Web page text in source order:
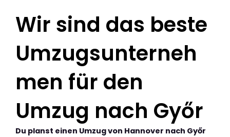
Wir sind das beste
Umzugsunterneh
men für den
Umzug nach Győr
Du planst einen Umzug von Hannover nach Győr